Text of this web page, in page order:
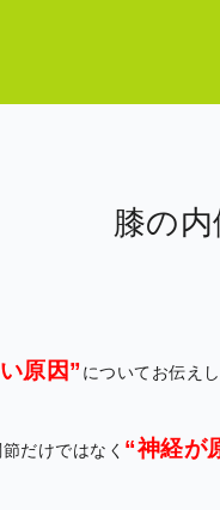
膝の
原因”についてお伝え
だけではなく “神経が